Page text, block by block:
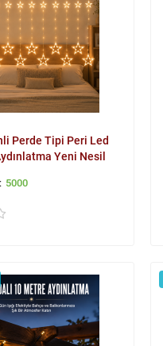
Perde Tipi Peri Led
Yeni Nesil
5000